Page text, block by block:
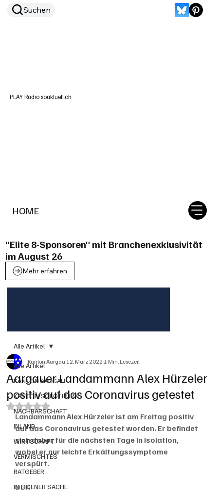
HOME
Suchen
PLAY Radio soaktuell.ch
"Elite 8-Sponsoren" mit Branchenexklusivität
im August 26
Mehr erfahren
Alle Artikel
KANTON AARGAU
KANTON SOLOTHURN
NACHBARSCHAFT
INLAND
WIRTSCHAFT
VERMISCHTES
RATGEBER
IN EIGENER SACHE
Alle Artikel
Aargauer Landammann Alex Hürzeler
positiv auf das Coronavirus getestet
Kanton Aargau12. März 20221 Min. Lesezeit
Mit NaN von 5 Sternen bewertet.
Landammann Alex Hürzeler ist am Freitag positiv
auf das Coronavirus getestet worden. Er befindet
sich daher für die nächsten Tage in Isolation,
wobei er nur leichte Erkältungssymptome
verspürt.
DBK